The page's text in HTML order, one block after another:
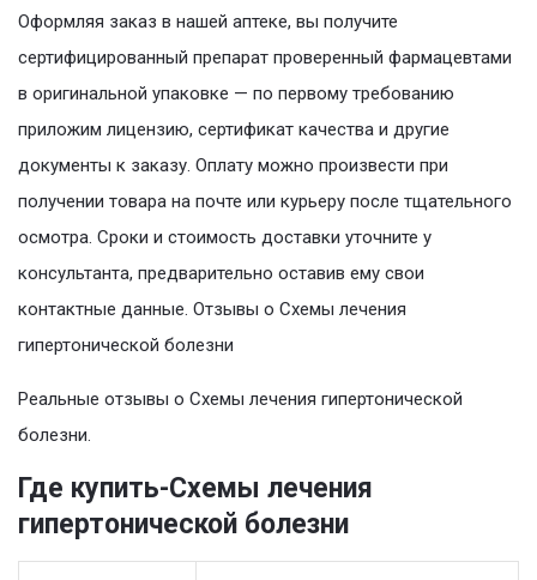
Оформляя заказ в нашей аптеке, вы получите
сертифицированный препарат проверенный фармацевтами
в оригинальной упаковке — по первому требованию
приложим лицензию, сертификат качества и другие
документы к заказу. Оплату можно произвести при
получении товара на почте или курьеру после тщательного
осмотра. Сроки и стоимость доставки уточните у
консультанта, предварительно оставив ему свои
контактные данные. Отзывы о Схемы лечения
гипертонической болезни
Реальные отзывы о Схемы лечения гипертонической
болезни.
Где купить-Схемы лечения
гипертонической болезни